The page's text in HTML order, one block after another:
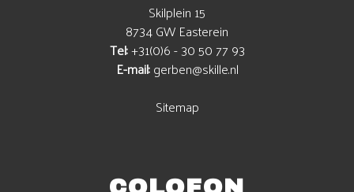
Skilplein 15
8734 GW Easterein
Tel:+31(0)6 - 30 50 77 93
E-mail:gerben@skille.nl
Sitemap